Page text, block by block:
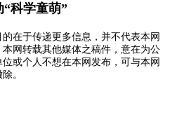
科学童萌”
在于传递更多信息，并不代表本网
网转载其他媒体之稿件，意在为公
或个人不想在本网发布，可与本网
。